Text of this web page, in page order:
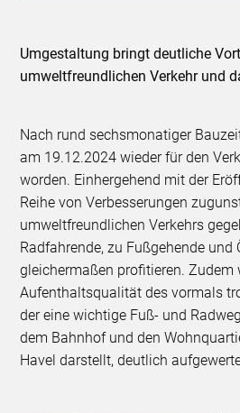
Umgestaltung bringt deutliche
umweltfreundlichen Verkehr und
Nach rund sechsmonatiger
am 19.12.2024 wieder für den
worden. Einhergehend mit der
Reihe von Verbesserungen
umweltfreundlichen Verkehrs
Radfahrende, zu Fußgehende und
gleichermaßen profitieren. Zudem
Aufenthaltsqualität des vormals
der eine wichtige Fuß- und
dem Bahnhof und den
Havel darstellt, deutlich